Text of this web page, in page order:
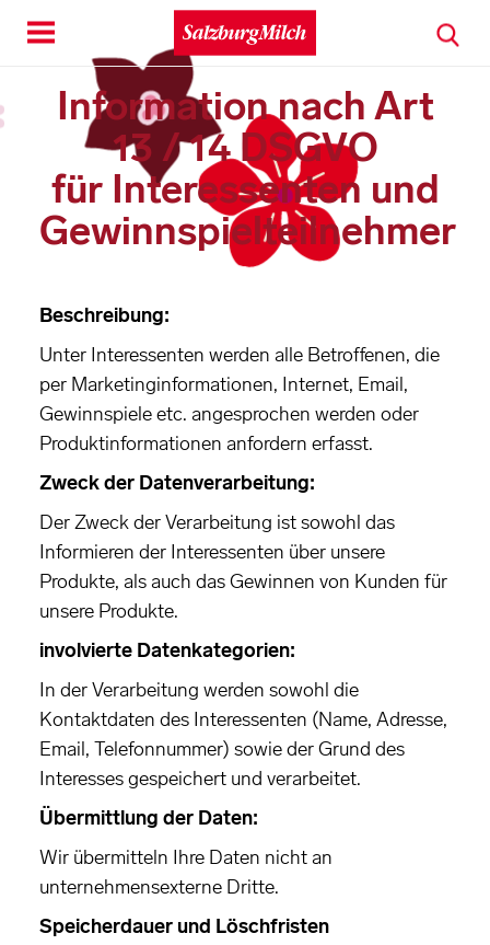
Toggle
navigation
Information nach Art
13 / 14 DSGVO
für Interessenten und
Gewinnspielteilnehmer
Beschreibung:
Unter Interessenten werden alle Betroffenen, die
per Marketinginformationen, Internet, Email,
Gewinnspiele etc. angesprochen werden oder
Produktinformationen anfordern erfasst.
Zweck der Datenverarbeitung:
Der Zweck der Verarbeitung ist sowohl das
Informieren der Interessenten über unsere
Produkte, als auch das Gewinnen von Kunden für
unsere Produkte.
involvierte Datenkategorien:
In der Verarbeitung werden sowohl die
Kontaktdaten des Interessenten (Name, Adresse,
Email, Telefonnummer) sowie der Grund des
Interesses gespeichert und verarbeitet.
Übermittlung der Daten:
Wir übermitteln Ihre Daten nicht an
unternehmensexterne Dritte.
Speicherdauer und Löschfristen